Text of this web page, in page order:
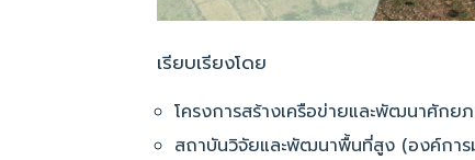
เรียบเรียงโดย
โครงการสร้างเครือข่ายและพัฒนาศัก
สถาบันวิจัยและพัฒนาพื้นที่สูง (องค์การ